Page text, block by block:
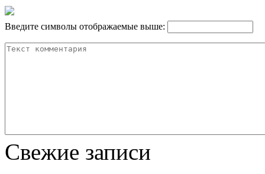
Введите символы отображаемые выше:
Свежие записи